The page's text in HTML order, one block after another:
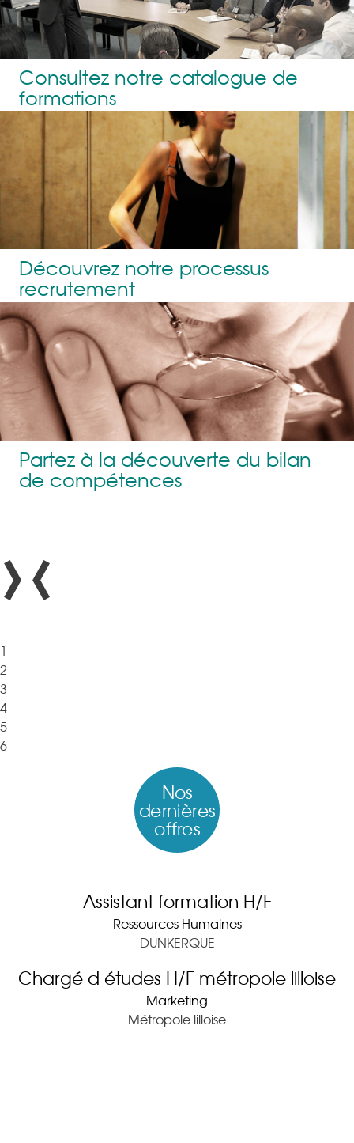
Consultez notre catalogue de
formations
Découvrez notre processus
recrutement
Partez à la découverte du bilan
de compétences
›‹
1
2
3
4
5
6
Nos
dernières
offres
Assistant formation H/F
Ressources Humaines
DUNKERQUE
Chargé d études H/F métropole lilloise
Marketing
Métropole lilloise